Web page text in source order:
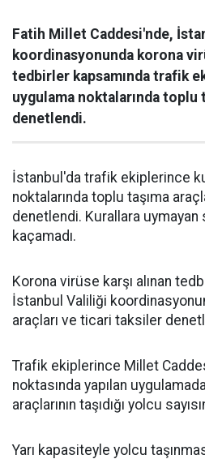
Fatih Millet Caddesi'nde,
koordinasyonunda korona
tedbirler kapsamında trafik
uygulama noktalarında toplu
denetlendi.
İstanbul'da trafik ekiplerince
noktalarında toplu taşıma
denetlendi. Kurallara
kaçamadı.
Korona virüse karşı alınan
İstanbul Valiliği
araçları ve ticari taksiler
Trafik ekiplerince Millet
noktasında yapılan
araçlarının taşıdığı yolcu
Yarı kapasiteyle yolcu